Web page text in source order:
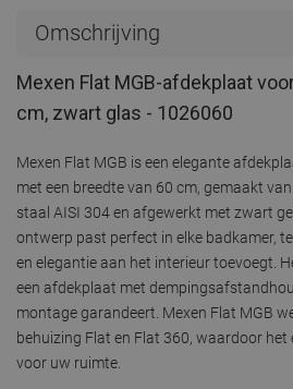
Omschrijving
Mexen Flat MGB-afdekplaat
cm, zwart glas - 1026060
Mexen Flat MGB is een elegante
met een breedte van 60 cm, gemaakt
staal AISI 304 en afgewerkt met zwart
ontwerp past perfect in elke badkamer,
en elegantie aan het interieur toevoegt.
een afdekplaat met
montage garandeert. Mexen Flat MGB
behuizing Flat en Flat 360, waardoor het
voor uw ruimte.